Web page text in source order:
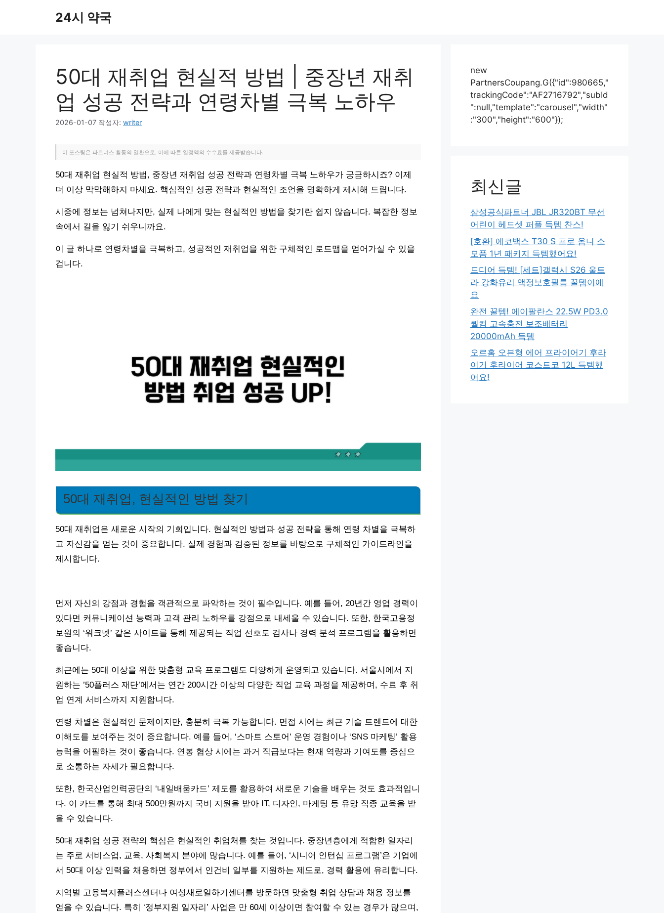
24시 약국
50대 재취업 현실적 방법 | 중장년 재취
업 성공 전략과 연령차별 극복 노하우
2026-01-07 작성자: writer
이 포스팅은 파트너스 활동의 일환으로, 이에 따른 일정액의 수수료를 제공받습니다.
50대 재취업 현실적 방법, 중장년 재취업 성공 전략과 연령차별 극복 노하우가 궁금하시죠? 이제
더 이상 막막해하지 마세요. 핵심적인 성공 전략과 현실적인 조언을 명확하게 제시해 드립니다.
시중에 정보는 넘쳐나지만, 실제 나에게 맞는 현실적인 방법을 찾기란 쉽지 않습니다. 복잡한 정보
속에서 길을 잃기 쉬우니까요.
이 글 하나로 연령차별을 극복하고, 성공적인 재취업을 위한 구체적인 로드맵을 얻어가실 수 있을
겁니다.
50대 재취업, 현실적인 방법 찾기
50대 재취업은 새로운 시작의 기회입니다. 현실적인 방법과 성공 전략을 통해 연령 차별을 극복하
고 자신감을 얻는 것이 중요합니다. 실제 경험과 검증된 정보를 바탕으로 구체적인 가이드라인을
제시합니다.
먼저 자신의 강점과 경험을 객관적으로 파악하는 것이 필수입니다. 예를 들어, 20년간 영업 경력이
있다면 커뮤니케이션 능력과 고객 관리 노하우를 강점으로 내세울 수 있습니다. 또한, 한국고용정
보원의 ‘워크넷’ 같은 사이트를 통해 제공되는 직업 선호도 검사나 경력 분석 프로그램을 활용하면
좋습니다.
최근에는 50대 이상을 위한 맞춤형 교육 프로그램도 다양하게 운영되고 있습니다. 서울시에서 지
원하는 ’50플러스 재단’에서는 연간 200시간 이상의 다양한 직업 교육 과정을 제공하며, 수료 후 취
업 연계 서비스까지 지원합니다.
연령 차별은 현실적인 문제이지만, 충분히 극복 가능합니다. 면접 시에는 최근 기술 트렌드에 대한
이해도를 보여주는 것이 중요합니다. 예를 들어, ‘스마트 스토어’ 운영 경험이나 ‘SNS 마케팅’ 활용
능력을 어필하는 것이 좋습니다. 연봉 협상 시에는 과거 직급보다는 현재 역량과 기여도를 중심으
로 소통하는 자세가 필요합니다.
또한, 한국산업인력공단의 ‘내일배움카드’ 제도를 활용하여 새로운 기술을 배우는 것도 효과적입니
다. 이 카드를 통해 최대 500만원까지 국비 지원을 받아 IT, 디자인, 마케팅 등 유망 직종 교육을 받
을 수 있습니다.
50대 재취업 성공 전략의 핵심은 현실적인 취업처를 찾는 것입니다. 중장년층에게 적합한 일자리
는 주로 서비스업, 교육, 사회복지 분야에 많습니다. 예를 들어, ‘시니어 인턴십 프로그램’은 기업에
서 50대 이상 인력을 채용하면 정부에서 인건비 일부를 지원하는 제도로, 경력 활용에 유리합니다.
지역별 고용복지플러스센터나 여성새로일하기센터를 방문하면 맞춤형 취업 상담과 채용 정보를
얻을 수 있습니다. 특히 ‘정부지원 일자리’ 사업은 만 60세 이상이면 참여할 수 있는 경우가 많으며,
new
PartnersCoupang.G({"id":980665,"
trackingCode":"AF2716792","subId
":null,"template":"carousel","width"
:"300","height":"600"});
최신글
삼성공식파트너 JBL JR320BT 무선
어린이 헤드셋 퍼플 득템 찬스!
[호환] 에코백스 T30 S 프로 옴니 소
모품 1년 패키지 득템했어요!
드디어 득템! [세트]갤럭시 S26 울트
라 강화유리 액정보호필름 꿀템이에
요
완전 꿀템! 에이팔란스 22.5W PD3.0
퀄컴 고속충전 보조배터리
20000mAh 득템
오르홈 오븐형 에어 프라이어기 후라
이기 후라이어 코스트코 12L 득템했
어요!